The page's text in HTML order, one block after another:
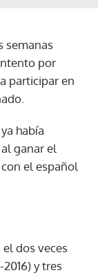
semanas
por
participar en
había
ganar el
el español
dos veces
y tres